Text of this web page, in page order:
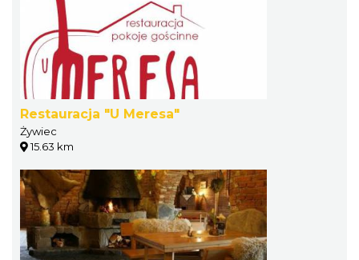
Restauracja "U Meresa"
Żywiec
15.63 km